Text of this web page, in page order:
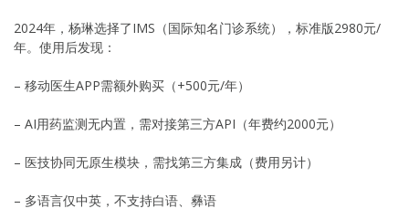
2024年，杨琳选择了IMS（国际知名门诊系统），标准版2980元/
年。使用后发现：
– 移动医生APP需额外购买（+500元/年）
– AI用药监测无内置，需对接第三方API（年费约2000元）
– 医技协同无原生模块，需找第三方集成（费用另计）
– 多语言仅中英，不支持白语、彝语